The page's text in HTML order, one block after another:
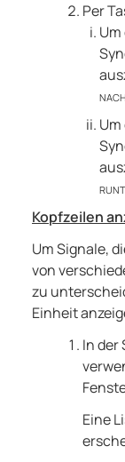
Per
Kopfzeilen
Um Signale,
von
zu
Einheit
In der
Eine